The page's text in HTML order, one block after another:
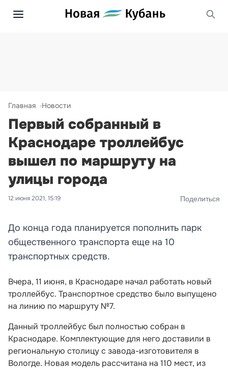
Главная Новости
Первый собранный в
Краснодаре троллейбус
вышел по маршруту на
улицы города
12 июня 2021, 15:19 Поделиться
До конца года планируется пополнить парк
общественного транспорта еще на 10
транспортных средств.
Вчера, 11 июня, в Краснодаре начал работать новый
троллейбус. Транспортное средство было выпущено
на линию по маршруту №7.
Данный троллейбус был полностью собран в
Краснодаре. Комплектующие для него доставили в
региональную столицу с завода-изготовителя в
Вологде. Новая модель рассчитана на 110 мест, из